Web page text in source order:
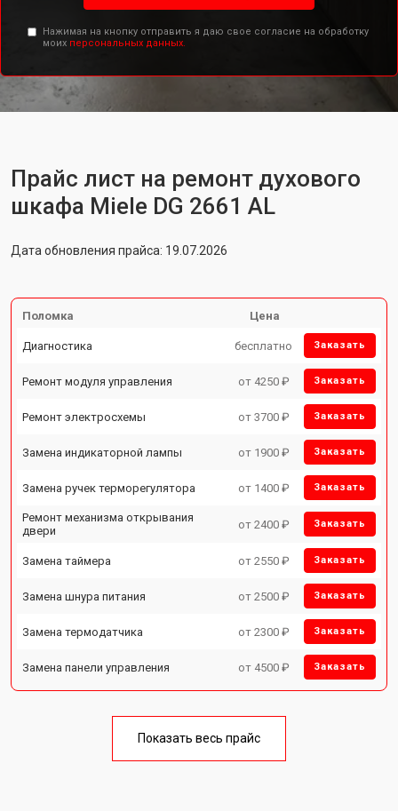
Нажимая на кнопку отправить я даю свое согласие на обработку
моих персональных данных.
Прайс лист на ремонт духового
шкафа Miele DG 2661 AL
Дата обновления прайса: 19.07.2026
Поломка Цена
Диагностика бесплатно Заказать
Ремонт модуля управления от 4250 ₽ Заказать
Ремонт электросхемы от 3700 ₽ Заказать
Замена индикаторной лампы от 1900 ₽ Заказать
Замена ручек терморегулятора от 1400 ₽ Заказать
Ремонт механизма открывания
двери
от 2400 ₽ Заказать
Замена таймера от 2550 ₽ Заказать
Замена шнура питания от 2500 ₽ Заказать
Замена термодатчика от 2300 ₽ Заказать
Замена панели управления от 4500 ₽ Заказать
Показать весь прайс